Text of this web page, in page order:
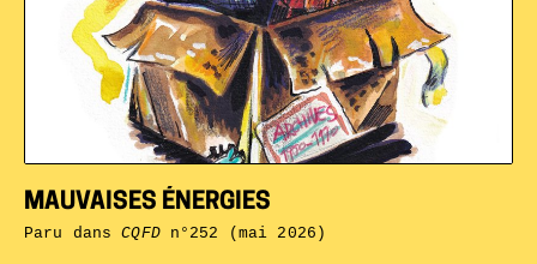
MAUVAISES ÉNERGIES
Paru dansCQFDn°252 (mai 2026)